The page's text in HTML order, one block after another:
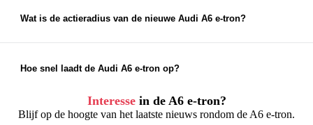
Wat is de actieradius van de nieuwe Audi A6 e-tron?
Hoe snel laadt de Audi A6 e-tron op?
kW mogelijk. Binnen 10 minuten snelladen heb je 295km
range erbij.
Interesse in de A6 e-tron?
Blijf op de hoogte van het laatste nieuws rondom de A6 e-tron.